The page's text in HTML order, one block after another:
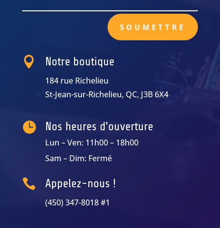
SOUMETTRE
 Notre boutique
184 rue Richelieu
St-Jean-sur-Richelieu, QC, J3B 6X4
 Nos heures d'ouverture
Lun – Ven: 11h00 – 18h00
Sam – Dim: Fermé
 Appelez-nous !
(450) 347-8018 #1